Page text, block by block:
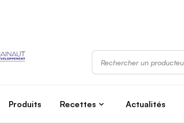
Rechercher
Produits Recettes Actualités